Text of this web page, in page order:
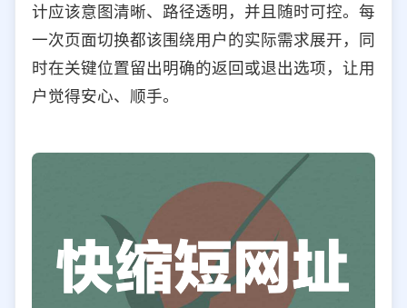
计应该意图清晰、路径透明，并且随时可控。每
一次页面切换都该围绕用户的实际需求展开，同
时在关键位置留出明确的返回或退出选项，让用
户觉得安心、顺手。